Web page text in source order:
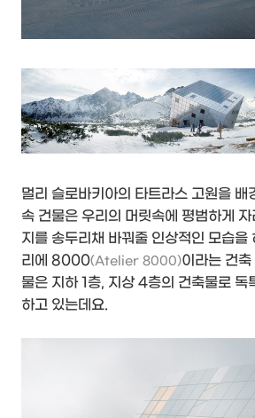
멀리 슬로바키아의 타트라스 고원을 배
속 건물은 우리의 머릿속에 평범하게 자
지를 송두리채 바꿔줄 인상적인 모습을
리에 8000(Atelier 8000)이라는 건
물은 지하 1층, 지상 4층의 건축물로 독
하고 있는데요.